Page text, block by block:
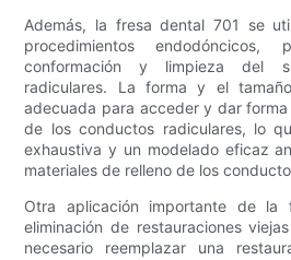
Además, la fresa dental 701 se
procedimientos endodóncicos,
conformación y limpieza del
radiculares. La forma y el
adecuada para acceder y dar
de los conductos radiculares, lo
exhaustiva y un modelado eficaz
materiales de relleno de los
Otra aplicación importante de
eliminación de restauraciones
necesario reemplazar una